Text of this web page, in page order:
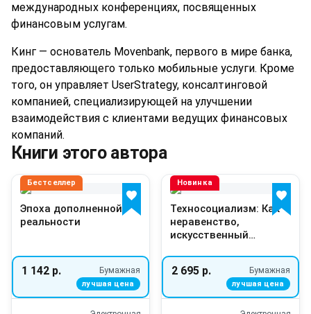
международных конференциях, посвященных
финансовым услугам.
Кинг — основатель Movenbank, первого в мире банка,
предоставляющего только мобильные услуги. Кроме
того, он управляет UserStrategy, консалтинговой
компанией, специализирующей на улучшении
взаимодействия с клиентами ведущих финансовых
компаний.
Книги этого автора
Бестселлер
Эпоха дополненной
реальности
1 142 р. Бумажная
Новинка
Техносоциализм: Как
неравенство,
искусственный
климатические
изменения создают
новый миропорядок
2 695 р. Бумажная